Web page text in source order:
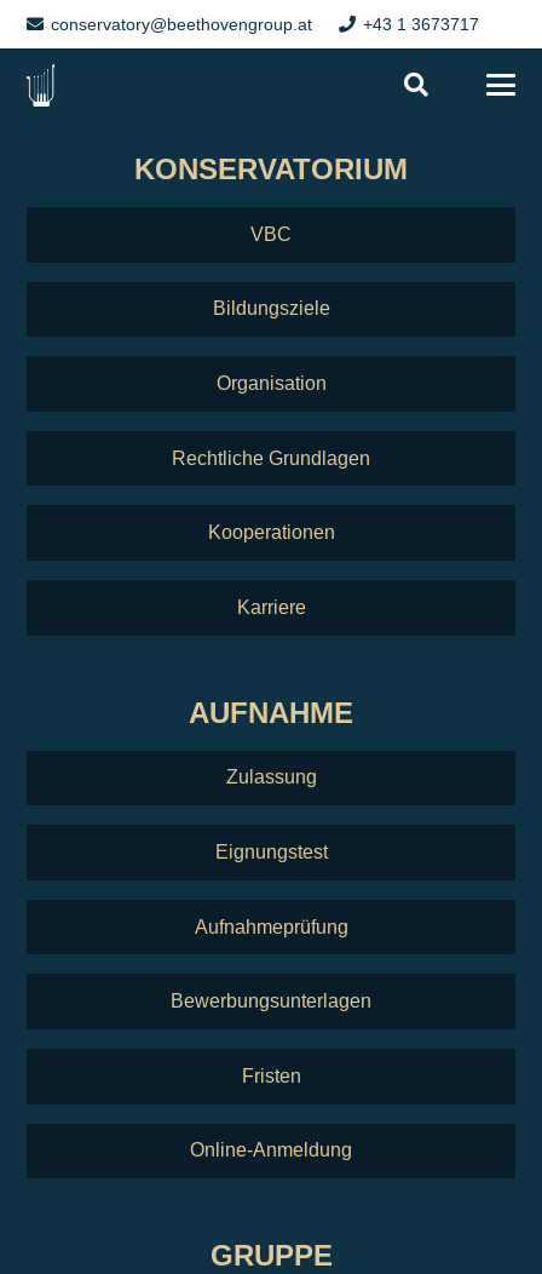
conservatory@beethovengroup.at +43 1 3673717
KONSERVATORIUM
VBC
Bildungsziele
Organisation
Rechtliche Grundlagen
Kooperationen
Karriere
AUFNAHME
Zulassung
Eignungstest
Aufnahmeprüfung
Bewerbungsunterlagen
Fristen
Online-Anmeldung
GRUPPE